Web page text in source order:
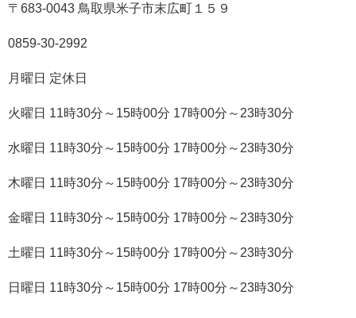
〒683-0043 鳥取県米子市末広町１５９
0859-30-2992
月曜日 定休日
火曜日 11時30分～15時00分 17時00分～23時30分
水曜日 11時30分～15時00分 17時00分～23時30分
木曜日 11時30分～15時00分 17時00分～23時30分
金曜日 11時30分～15時00分 17時00分～23時30分
土曜日 11時30分～15時00分 17時00分～23時30分
日曜日 11時30分～15時00分 17時00分～23時30分